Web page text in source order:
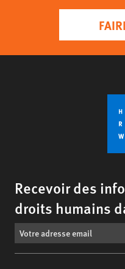
Recevoir des
droits humains